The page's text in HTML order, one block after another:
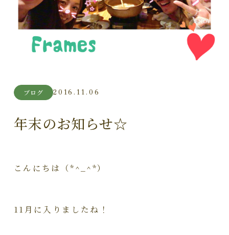
ブログ 2016.11.06
年末のお知らせ☆
こんにちは（*^_^*）
11月に入りましたね！